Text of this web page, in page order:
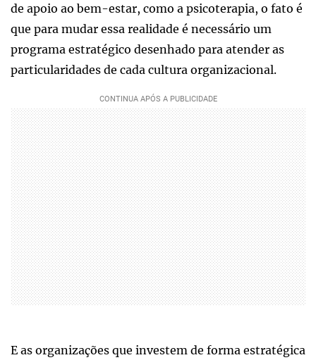
de apoio ao bem-estar, como a psicoterapia, o fato é
que para mudar essa realidade é necessário um
programa estratégico desenhado para atender as
particularidades de cada cultura organizacional.
E as organizações que investem de forma estratégica